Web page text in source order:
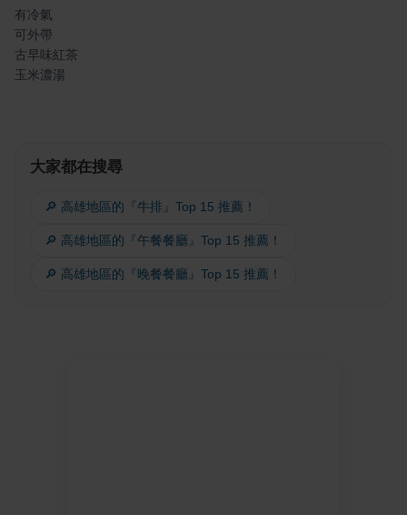
有冷氣
可外帶
古早味紅茶
玉米濃湯
大家都在搜尋
🔎 高雄地區的『牛排』Top 15 推薦！
🔎 高雄地區的『午餐餐廳』Top 15 推薦！
🔎 高雄地區的『晚餐餐廳』Top 15 推薦！